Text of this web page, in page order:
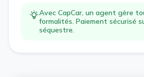
Avec CapCar, un agent gère
formalités. Paiement sécurisé
séquestre.